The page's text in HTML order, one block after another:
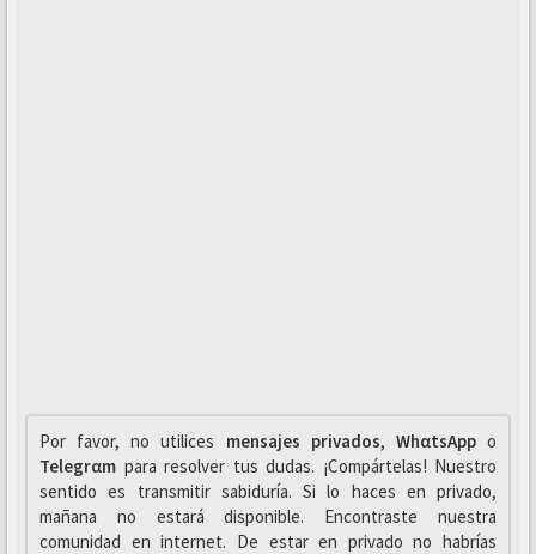
Por favor, no utilices mensajes privados, WhαtsAppo
Telegrαm para resolver tus dudas. ¡Compártelas! Nuestro
sentido es transmitir sabiduría. Si lo haces en privado,
mañana no estará disponible. Encontraste nuestra
comunidad en internet. De estar en privado no habrías